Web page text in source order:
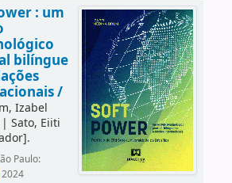
: um
bilíngue
/
Izabel
| Sato, Eiiti
.
Paulo: